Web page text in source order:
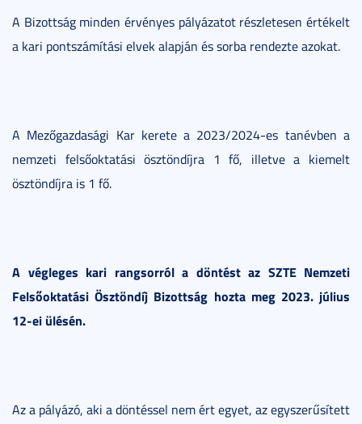
A Bizottság minden érvényes pályázatot részletesen értékelt
a kari pontszámítási elvek alapján és sorba rendezte azokat.
A Mezőgazdasági Kar kerete a 2023/2024-es tanévben a
nemzeti felsőoktatási ösztöndíjra 1 fő, illetve a kiemelt
ösztöndíjra is 1 fő.
A végleges kari rangsorról a döntést az SZTE Nemzeti
Felsőoktatási Ösztöndíj Bizottság hozta meg 2023. július
12-ei ülésén.
Az a pályázó, aki a döntéssel nem ért egyet, az egyszerűsített